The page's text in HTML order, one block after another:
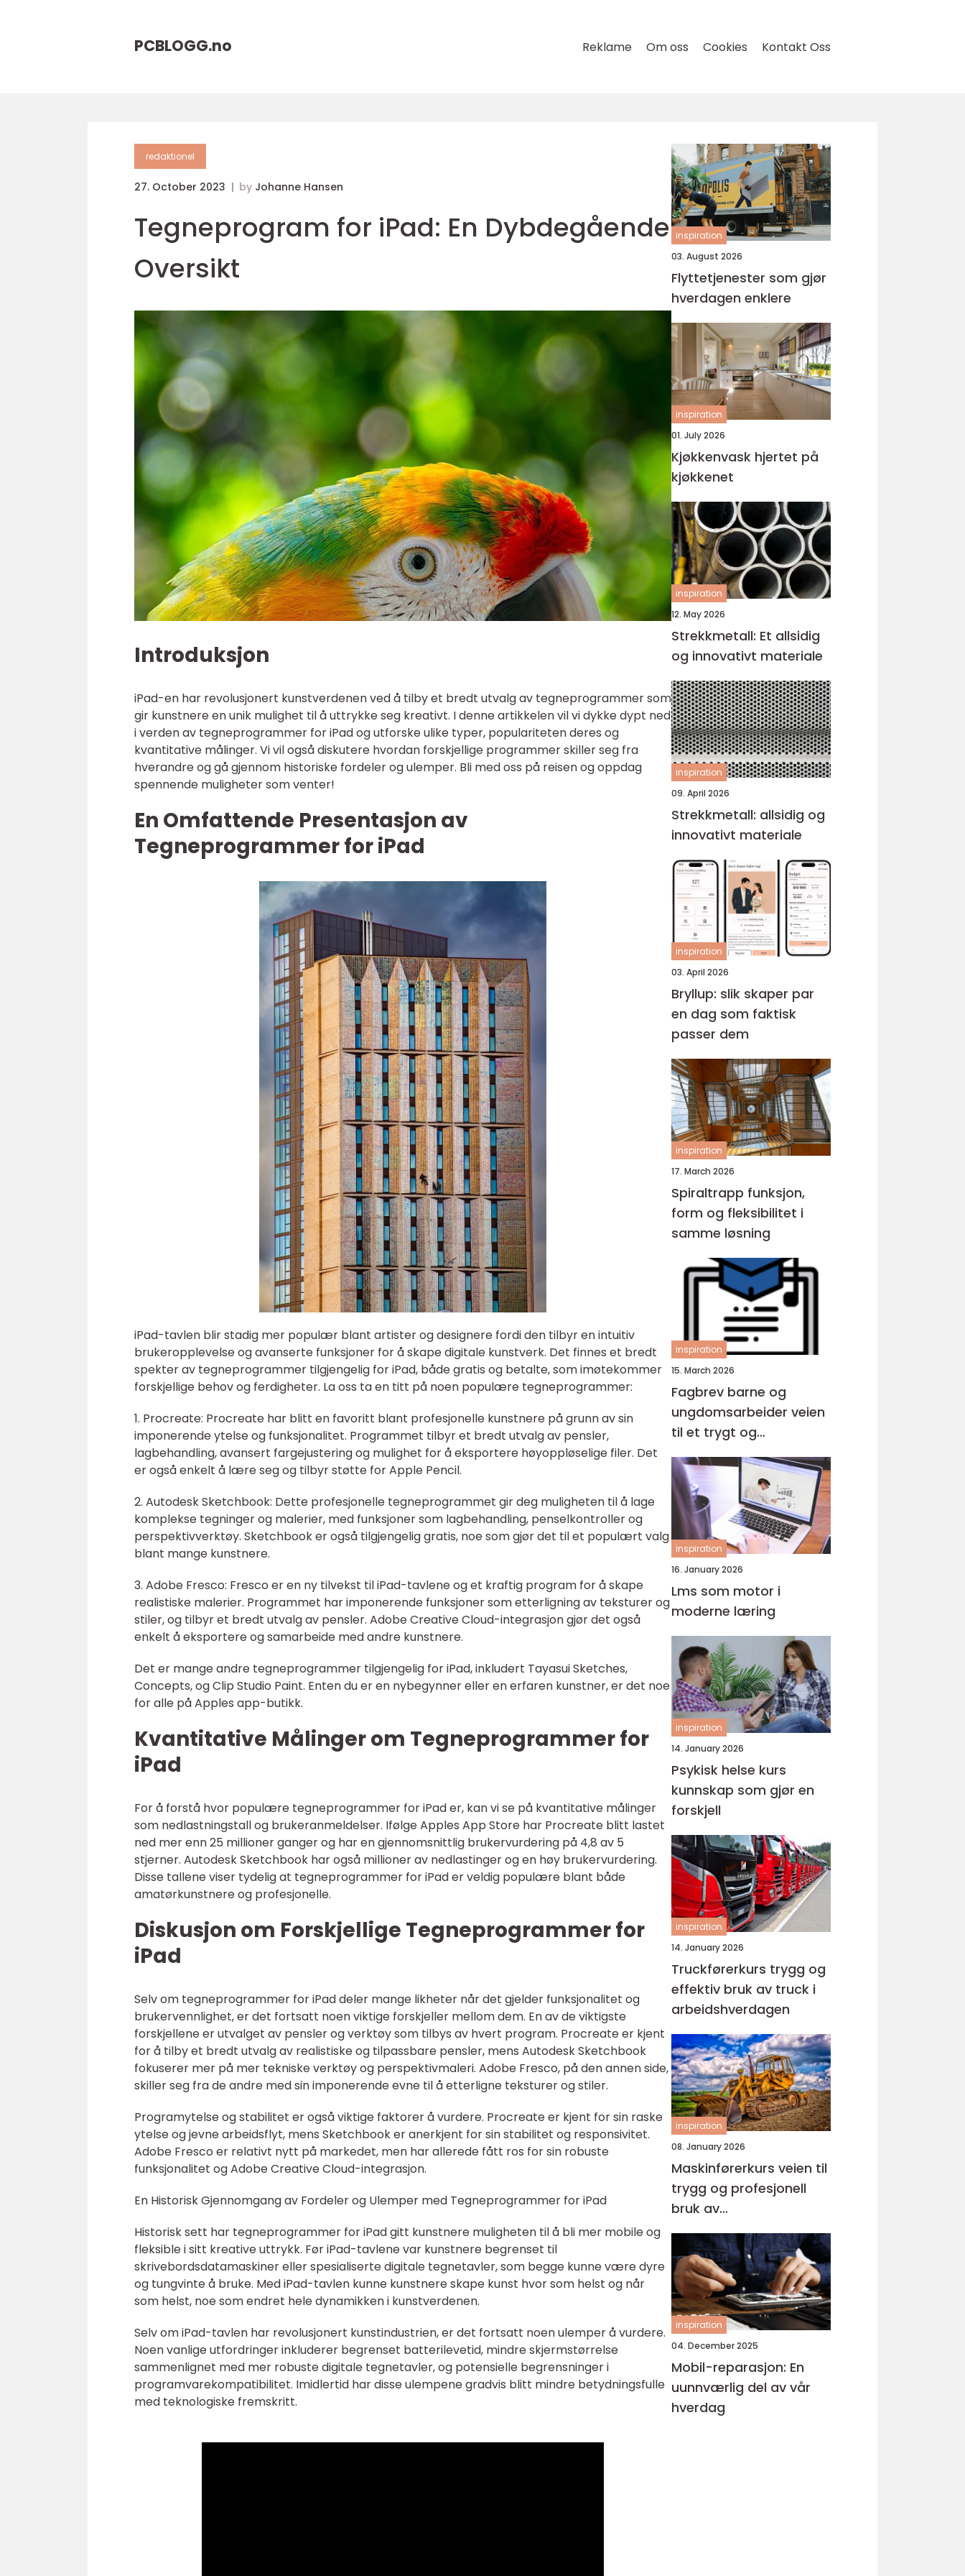
PCBLOGG.no Reklame Om oss Cookies Kontakt Oss
redaktionel
27. October 2023 by Johanne Hansen
Tegneprogram for iPad: En Dybdegående
Oversikt
Introduksjon
iPad-en har revolusjonert kunstverdenen ved å tilby et bredt utvalg av tegneprogrammer som
gir kunstnere en unik mulighet til å uttrykke seg kreativt. I denne artikkelen vil vi dykke dypt ned
i verden av tegneprogrammer for iPad og utforske ulike typer, populariteten deres og
kvantitative målinger. Vi vil også diskutere hvordan forskjellige programmer skiller seg fra
hverandre og gå gjennom historiske fordeler og ulemper. Bli med oss på reisen og oppdag
spennende muligheter som venter!
En Omfattende Presentasjon av
Tegneprogrammer for iPad
iPad-tavlen blir stadig mer populær blant artister og designere fordi den tilbyr en intuitiv
brukeropplevelse og avanserte funksjoner for å skape digitale kunstverk. Det finnes et bredt
spekter av tegneprogrammer tilgjengelig for iPad, både gratis og betalte, som imøtekommer
forskjellige behov og ferdigheter. La oss ta en titt på noen populære tegneprogrammer:
1. Procreate: Procreate har blitt en favoritt blant profesjonelle kunstnere på grunn av sin
imponerende ytelse og funksjonalitet. Programmet tilbyr et bredt utvalg av pensler,
lagbehandling, avansert fargejustering og mulighet for å eksportere høyoppløselige filer. Det
er også enkelt å lære seg og tilbyr støtte for Apple Pencil.
2. Autodesk Sketchbook: Dette profesjonelle tegneprogrammet gir deg muligheten til å lage
komplekse tegninger og malerier, med funksjoner som lagbehandling, penselkontroller og
perspektivverktøy. Sketchbook er også tilgjengelig gratis, noe som gjør det til et populært valg
blant mange kunstnere.
3. Adobe Fresco: Fresco er en ny tilvekst til iPad-tavlene og et kraftig program for å skape
realistiske malerier. Programmet har imponerende funksjoner som etterligning av teksturer og
stiler, og tilbyr et bredt utvalg av pensler. Adobe Creative Cloud-integrasjon gjør det også
enkelt å eksportere og samarbeide med andre kunstnere.
Det er mange andre tegneprogrammer tilgjengelig for iPad, inkludert Tayasui Sketches,
Concepts, og Clip Studio Paint. Enten du er en nybegynner eller en erfaren kunstner, er det noe
for alle på Apples app-butikk.
Kvantitative Målinger om Tegneprogrammer for
iPad
For å forstå hvor populære tegneprogrammer for iPad er, kan vi se på kvantitative målinger
som nedlastningstall og brukeranmeldelser. Ifølge Apples App Store har Procreate blitt lastet
ned mer enn 25 millioner ganger og har en gjennomsnittlig brukervurdering på 4,8 av 5
stjerner. Autodesk Sketchbook har også millioner av nedlastinger og en høy brukervurdering.
Disse tallene viser tydelig at tegneprogrammer for iPad er veldig populære blant både
amatørkunstnere og profesjonelle.
Diskusjon om Forskjellige Tegneprogrammer for
iPad
Selv om tegneprogrammer for iPad deler mange likheter når det gjelder funksjonalitet og
brukervennlighet, er det fortsatt noen viktige forskjeller mellom dem. En av de viktigste
forskjellene er utvalget av pensler og verktøy som tilbys av hvert program. Procreate er kjent
for å tilby et bredt utvalg av realistiske og tilpassbare pensler, mens Autodesk Sketchbook
fokuserer mer på mer tekniske verktøy og perspektivmaleri. Adobe Fresco, på den annen side,
skiller seg fra de andre med sin imponerende evne til å etterligne teksturer og stiler.
Programytelse og stabilitet er også viktige faktorer å vurdere. Procreate er kjent for sin raske
ytelse og jevne arbeidsflyt, mens Sketchbook er anerkjent for sin stabilitet og responsivitet.
Adobe Fresco er relativt nytt på markedet, men har allerede fått ros for sin robuste
funksjonalitet og Adobe Creative Cloud-integrasjon.
En Historisk Gjennomgang av Fordeler og Ulemper med Tegneprogrammer for iPad
Historisk sett har tegneprogrammer for iPad gitt kunstnere muligheten til å bli mer mobile og
fleksible i sitt kreative uttrykk. Før iPad-tavlene var kunstnere begrenset til
skrivebordsdatamaskiner eller spesialiserte digitale tegnetavler, som begge kunne være dyre
og tungvinte å bruke. Med iPad-tavlen kunne kunstnere skape kunst hvor som helst og når
som helst, noe som endret hele dynamikken i kunstverdenen.
Selv om iPad-tavlen har revolusjonert kunstindustrien, er det fortsatt noen ulemper å vurdere.
Noen vanlige utfordringer inkluderer begrenset batterilevetid, mindre skjermstørrelse
sammenlignet med mer robuste digitale tegnetavler, og potensielle begrensninger i
programvarekompatibilitet. Imidlertid har disse ulempene gradvis blitt mindre betydningsfulle
med teknologiske fremskritt.
inspiration
03. August 2026
Flyttetjenester som gjør
hverdagen enklere
inspiration
01. July 2026
Kjøkkenvask hjertet på
kjøkkenet
inspiration
12. May 2026
Strekkmetall: Et allsidig
og innovativt materiale
inspiration
09. April 2026
Strekkmetall: allsidig og
innovativt materiale
inspiration
03. April 2026
Bryllup: slik skaper par
en dag som faktisk
passer dem
inspiration
17. March 2026
Spiraltrapp funksjon,
form og fleksibilitet i
samme løsning
inspiration
15. March 2026
Fagbrev barne og
ungdomsarbeider veien
til et trygt og
meningsfylt yrke
inspiration
16. January 2026
Lms som motor i
moderne læring
inspiration
14. January 2026
Psykisk helse kurs
kunnskap som gjør en
forskjell
inspiration
14. January 2026
Truckførerkurs trygg og
effektiv bruk av truck i
arbeidshverdagen
inspiration
08. January 2026
Maskinførerkurs veien til
trygg og profesjonell
bruk av
anleggsmaskiner
inspiration
04. December 2025
Mobil-reparasjon: En
uunnværlig del av vår
hverdag